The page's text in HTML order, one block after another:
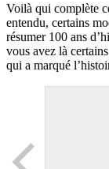
Voilà qui complète
entendu, certains
résumer 100 ans
vous avez là
qui a marqué